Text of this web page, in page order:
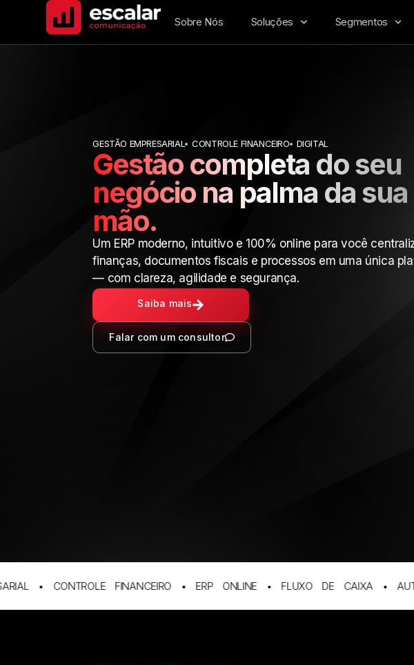
Sobre Nós Soluções Segmentos
GESTÃO EMPRESARIAL CONTROLE FINANCEIRO DIGITAL
Gestão completa do seu
negócio na palma da sua
mão.
Um ERP moderno, intuitivo e 100% online para você
finanças, documentos fiscais e processos em uma única
— com clareza, agilidade e segurança.
Saiba mais
Falar com um consultor
• CONTROLE FINANCEIRO • ERP ONLINE • FLUXO DE CAIXA •